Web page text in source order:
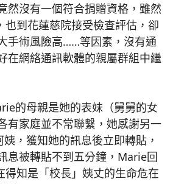
然沒有一個符合捐贈資格，雖然
也到花蓮慈院接受檢查評估，卻
手術風險高……等因素，沒有通
在網絡通訊軟體的親屬群組中繼
的母親是她的表妹（舅舅的女
有家庭並不常聯繫，她感謝另一
，獲知她的訊息後立即轉貼，
息被轉貼不到五分鐘，Marie回
得知是「校長」姨丈的生命危在